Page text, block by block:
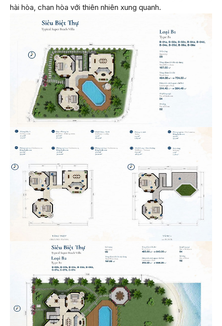
hài hòa, chan hòa với thiên nhiên xung quanh.